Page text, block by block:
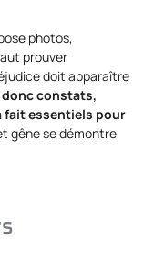
photos,
prouver
doit apparaître
donc constats,
fait essentiels pour
gêne se démontre